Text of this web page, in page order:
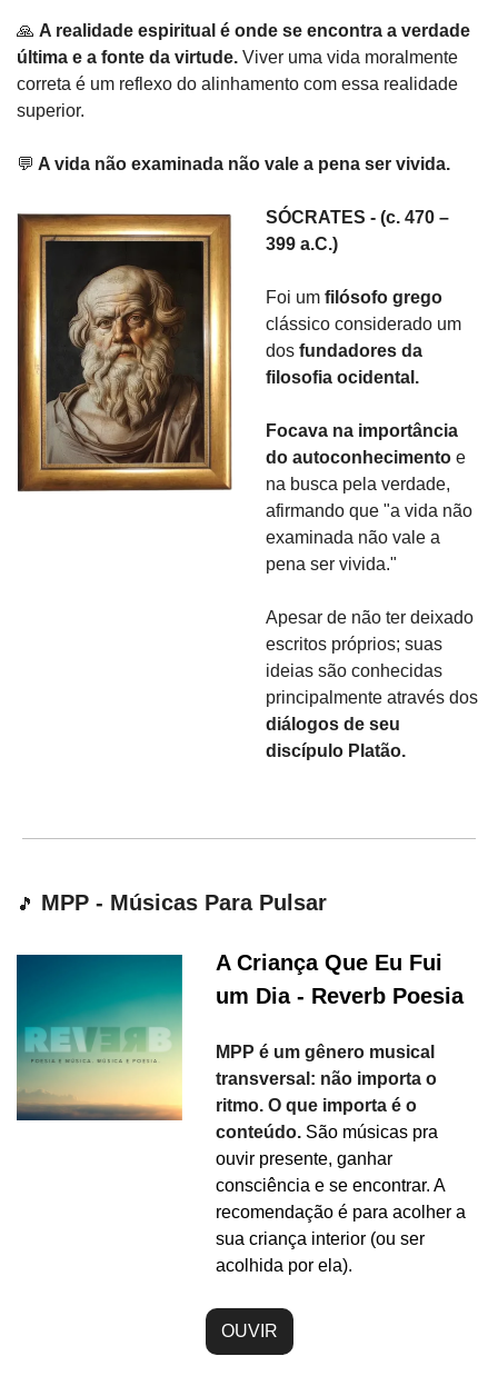
🙏 A realidade espiritual é onde se encontra a verdade
última e a fonte da virtude. Viver uma vida moralmente
correta é um reflexo do alinhamento com essa realidade
superior.
💬 A vida não examinada não vale a pena ser vivida.
SÓCRATES - (c. 470 –
399 a.C.)
Foi um
clássico considerado um
dos fundadores da
filosofia ocidental.
Focava na importância
do autoconhecimento e
na busca pela verdade,
afirmando que "a vida não
examinada não vale a
pena ser vivida."
Apesar de não ter deixado
escritos próprios; suas
ideias são conhecidas
diálogos de seu
discípulo Platão.
🎵 MPP - Músicas Para Pulsar
A Criança Que Eu Fui
um Dia - Reverb Poesia
MPP é um gênero musical
transversal: não importa o
ritmo. O que importa é o
conteúdo. São músicas pra
ouvir presente, ganhar
consciência e se encontrar. A
recomendação é para acolher a
sua criança interior (ou ser
acolhida por ela).
OUVIR